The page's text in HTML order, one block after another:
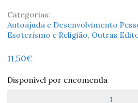
Categorias:
Autoajuda e Desenvolvimento
Esoterismo e Religião, Outras
11,50€
Disponível por encomenda